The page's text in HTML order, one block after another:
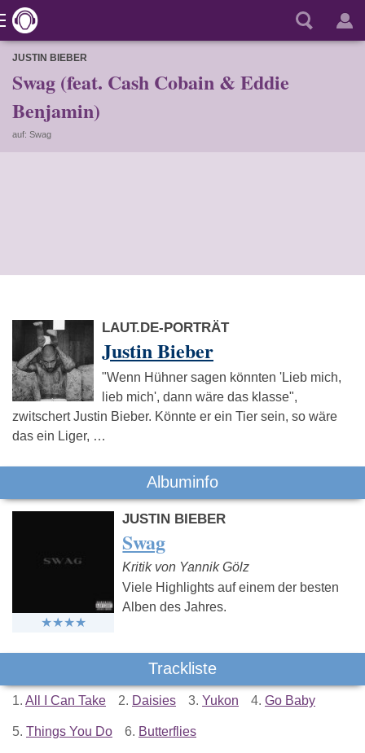
JUSTIN BIEBER
Swag (feat. Cash Cobain & Eddie
Benjamin)
auf: Swag
LAUT.DE-PORTRÄT
Justin Bieber
"Wenn Hühner sagen könnten 'Lieb mich,
lieb mich', dann wäre das klasse",
zwitschert Justin Bieber. Könnte er ein Tier sein, so wäre
das ein Liger, …
Albuminfo
JUSTIN BIEBER
Swag
Kritik von Yannik Gölz
Viele Highlights auf einem der besten
Alben des Jahres.
Trackliste
1. All I Can Take 2. Daisies 3. Yukon 4. Go Baby
5. Things You Do 6. Butterflies